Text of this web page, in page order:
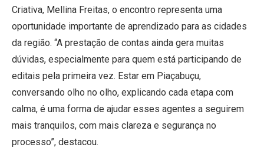
Criativa, Mellina Freitas, o encontro representa uma
oportunidade importante de aprendizado para as cidades
da região. “A prestação de contas ainda gera muitas
dúvidas, especialmente para quem está participando de
editais pela primeira vez. Estar em Piaçabuçu,
conversando olho no olho, explicando cada etapa com
calma, é uma forma de ajudar esses agentes a seguirem
mais tranquilos, com mais clareza e segurança no
processo”, destacou.